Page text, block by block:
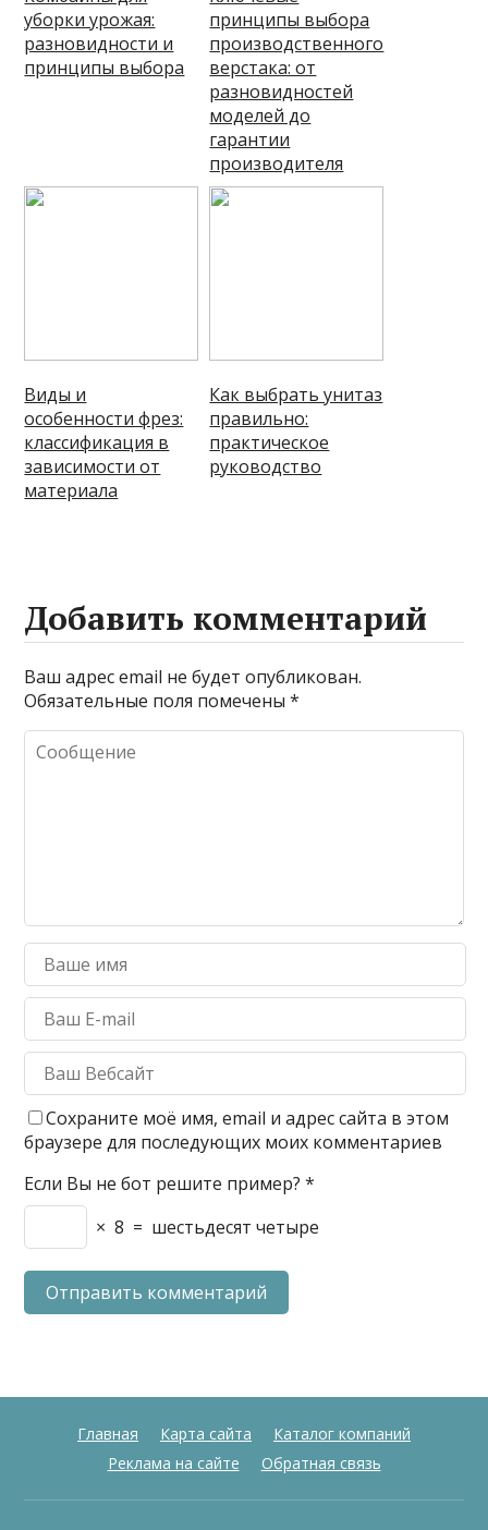
уборки урожая:
разновидности и
принципы выбора
принципы выбора
производственного
верстака: от
разновидностей
моделей до
гарантии
производителя
Виды и
особенности фрез:
классификация в
зависимости от
материала
Как выбрать унитаз
правильно:
практическое
руководство
Добавить комментарий
Ваш адрес email не будет опубликован.
Обязательные поля помечены*
Сохраните моё имя, email и адрес сайта в этом
браузере для последующих моих комментариев
Если Вы не бот решите пример? *
× 8 = шестьдесят четыре
Главная Карта сайта
Каталог компаний
Реклама на сайте
Обратная связь